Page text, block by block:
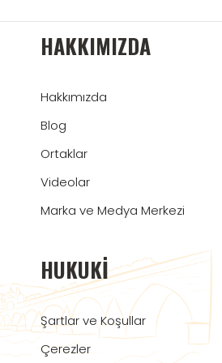
HAKKIMIZDA
Hakkımızda
Blog
Ortaklar
Videolar
Marka ve Medya Merkezi
HUKUKI
Şartlar ve Koşullar
Çerezler